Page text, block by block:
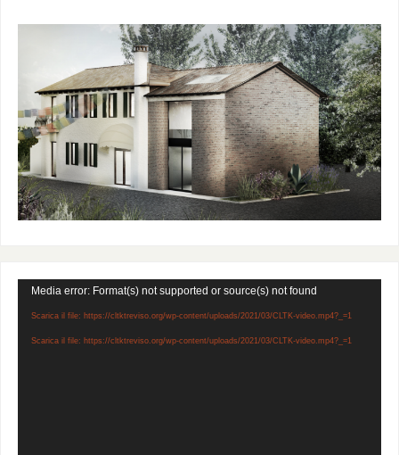
Video
Player
Media error: Format(s) not supported or source(s) not found
Scarica il file: https://cltktreviso.org/wp-content/uploads/2021/03/CLTK-video.mp4?_=1
Scarica il file: https://cltktreviso.org/wp-content/uploads/2021/03/CLTK-video.mp4?_=1